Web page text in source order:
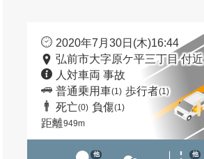
2020年7月30日(木)16:44
弘前市大字原ケ平三丁目 付近
人対車両 事故
普通乗用車(1) 歩行者(1)
死亡(0) 負傷(1)
距離949m
他 他